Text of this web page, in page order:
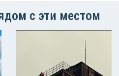
с эти местом